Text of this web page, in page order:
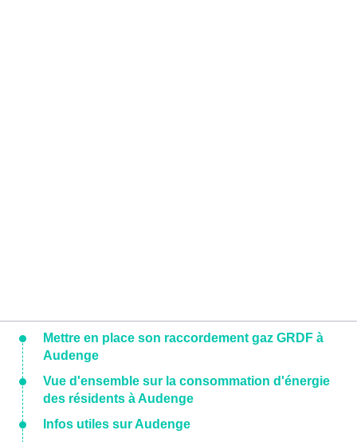
Mettre en place son raccordement gaz GRDF à
Audenge
Vue d'ensemble sur la consommation d'énergie
des résidents à Audenge
Infos utiles sur Audenge